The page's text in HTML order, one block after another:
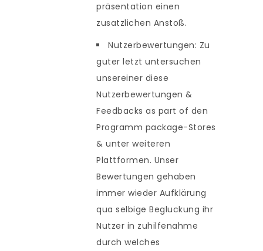
präsentation einen
zusatzlichen Anstoß.
Nutzerbewertungen: Zu
guter letzt untersuchen
unsereiner diese
Nutzerbewertungen &
Feedbacks as part of den
Programm package-Stores
& unter weiteren
Plattformen. Unser
Bewertungen gehaben
immer wieder Aufklärung
qua selbige Begluckung ihr
Nutzer in zuhilfenahme
durch welches